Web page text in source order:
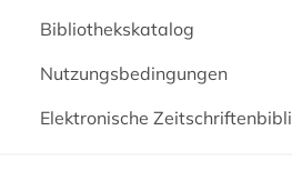
Bibliothekskatalog
Nutzungsbedingungen
Elektronische